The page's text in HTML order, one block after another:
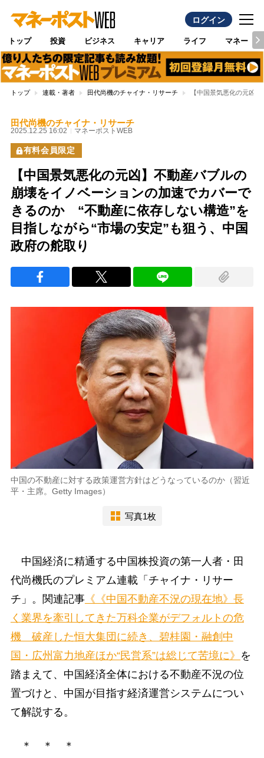
ログイン
トップ 投資 ビジネス キャリア ライフ マネー
トップ 連載・著者 田代尚機のチャイナ・リサーチ 【中国景気悪化の元凶
田代尚機のチャイナ・リサーチ
2025.12.25 16:02 マネーポストWEB
有料会員限定
【中国景気悪化の元凶】不動産バブルの
崩壊をイノベーションの加速でカバーで
きるのか “不動産に依存しない構造”を
目指しながら“市場の安定”も狙う、中国
政府の舵取り
中国の不動産に対する政策運営方針はどうなっているのか（習近
平・主席。Getty Images）
写真1枚
中国経済に精通する中国株投資の第一人者・田
代尚機氏のプレミアム連載「チャイナ・リサー
チ」。関連記事《《中国不動産不況の現在地》長
く業界を牽引してきた万科企業がデフォルトの危
機 破産した恒大集団に続き、碧桂園・融創中
国・広州富力地産ほか“民営系”は総じて苦境に》 を
踏まえて、中国経済全体における不動産不況の位
置づけと、中国が目指す経済運営システムについ
て解説する。
＊ ＊ ＊